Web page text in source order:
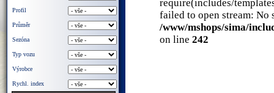
Profil
Průměr
Sezóna
Typ vozu
Výrobce
Rychl. index
require(includes/
failed to open stream:
/www/mshops/sima/
on line 242